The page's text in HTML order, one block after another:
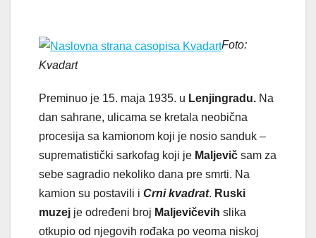
Foto:
Kvadart
Preminuo je 15. maja 1935. u Lenjingradu. Na
dan sahrane, ulicama se kretala neobična
procesija sa kamionom koji je nosio sanduk –
suprematistički sarkofag koji je Maljevič sam za
sebe sagradio nekoliko dana pre smrti. Na
kamion su postavili i Crni kvadrat. Ruski
muzej je određeni broj Maljevičevih slika
otkupio od njegovih rođaka po veoma niskoj